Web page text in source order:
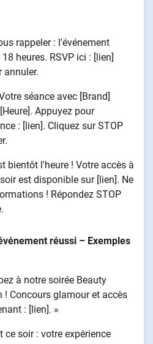
rappeler : l'événement
heures. RSVP ici : [lien]
annuler.
séance avec [Brand]
Appuyez pour
: [lien]. Cliquez sur STOP
bientôt l'heure ! Votre accès à
est disponible sur [lien]. Ne
! Répondez STOP
réussi – Exemples
à notre soirée Beauty
! Concours glamour et accès
: [lien]. »
ce soir : votre expérience